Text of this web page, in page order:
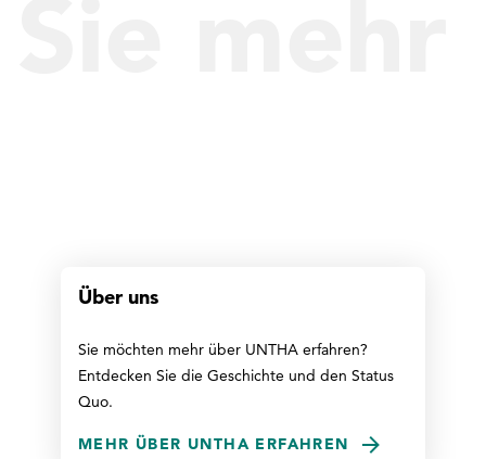
Über uns
Sie möchten mehr über UNTHA erfahren?
Entdecken Sie die Geschichte und den Status
Quo.
MEHR ÜBER UNTHA ERFAHREN